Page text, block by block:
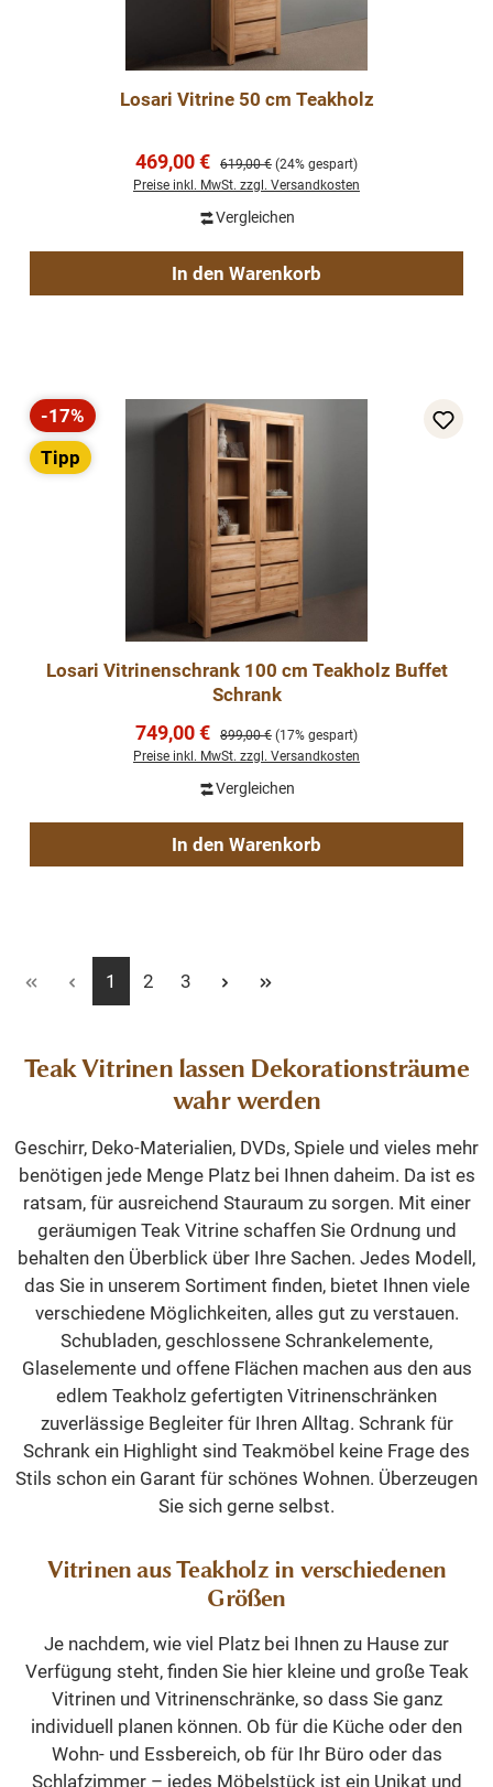
Losari Vitrine 50 cm Teakholz
Verkaufspreis:
469,00 € Regulärer Preis:
619,00 € (24% gespart)
Preise inkl. MwSt. zzgl. Versandkosten
Vergleichen
In den Warenkorb
Rabatt
-17%
Tipp
Losari Vitrinenschrank 100 cm Teakholz Buffet
Schrank
Verkaufspreis:
749,00 € Regulärer Preis:
899,00 € (17% gespart)
Preise inkl. MwSt. zzgl. Versandkosten
Vergleichen
In den Warenkorb
Seite
1 Seite
2 Seite
3
Teak Vitrinen lassen Dekorationsträume
wahr werden
Geschirr, Deko-Materialien, DVDs, Spiele und vieles mehr
benötigen jede Menge Platz bei Ihnen daheim. Da ist es
ratsam, für ausreichend Stauraum zu sorgen. Mit einer
geräumigen Teak Vitrine schaffen Sie Ordnung und
behalten den Überblick über Ihre Sachen. Jedes Modell,
das Sie in unserem Sortiment finden, bietet Ihnen viele
verschiedene Möglichkeiten, alles gut zu verstauen.
Schubladen, geschlossene Schrankelemente,
Glaselemente und offene Flächen machen aus den aus
edlem Teakholz gefertigten Vitrinenschränken
zuverlässige Begleiter für Ihren Alltag. Schrank für
Schrank ein Highlight sind Teakmöbel keine Frage des
Stils schon ein Garant für schönes Wohnen. Überzeugen
Sie sich gerne selbst.
Vitrinen aus Teakholz in verschiedenen
Größen
Je nachdem, wie viel Platz bei Ihnen zu Hause zur
Verfügung steht, finden Sie hier kleine und große Teak
Vitrinen und Vitrinenschränke, so dass Sie ganz
individuell planen können. Ob für die Küche oder den
Wohn- und Essbereich, ob für Ihr Büro oder das
Schlafzimmer – jedes Möbelstück ist ein Unikat und